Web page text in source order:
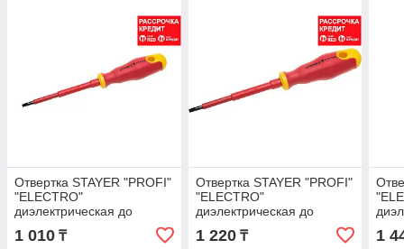
Отвертка STAYER "PROFI"
"ELECTRO"
диэлектрическая до
1000В, двухкомп рукоятка,
SL 4,0 х 100мм
1 010 ₸
Отвертка STAYER "PROFI"
"ELECTRO"
диэлектрическая до
1000В, двухкомп рукоятка,
SL 5,5 х 125мм
1 220₸
SL
1